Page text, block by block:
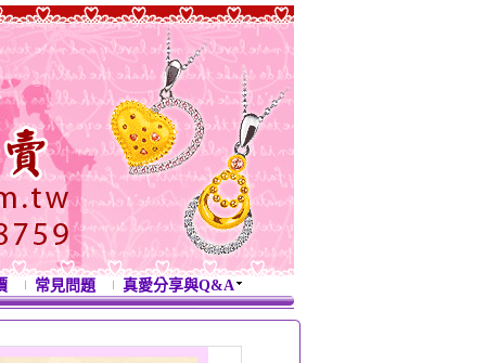
常見問題 真愛分享與Q&A